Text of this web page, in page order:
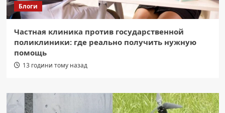
Блоги
Частная клиника против государственной
поликлиники: где реально получить нужную
помощь
13 години тому назад